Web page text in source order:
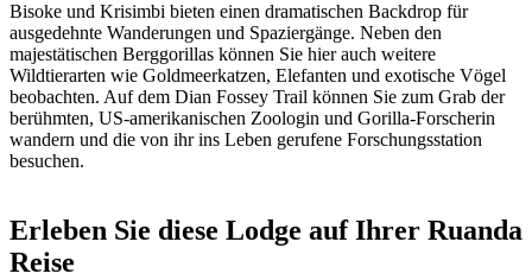
Bisoke und Krisimbi bieten einen dramatischen Backdrop für
ausgedehnte Wanderungen und Spaziergänge. Neben den
majestätischen Berggorillas können Sie hier auch weitere
Wildtierarten wie Goldmeerkatzen, Elefanten und exotische Vögel
beobachten. Auf dem Dian Fossey Trail können Sie zum Grab der
berühmten, US-amerikanischen Zoologin und Gorilla-Forscherin
wandern und die von ihr ins Leben gerufene Forschungsstation
besuchen.
Erleben Sie diese Lodge auf Ihrer Ruanda
Reise